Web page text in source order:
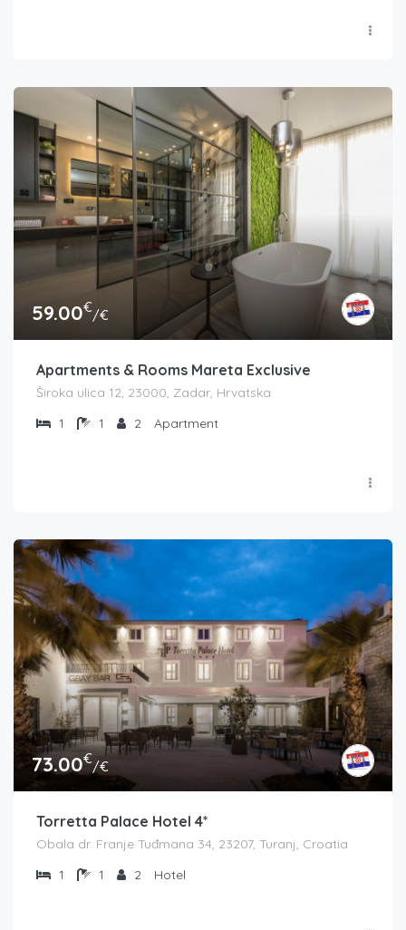
59.00€/€
Apartments & Rooms Mareta Exclusive
Široka ulica 12, 23000, Zadar, Hrvatska
1
1 2 Apartment
73.00€/€
Torretta Palace Hotel 4*
Obala dr. Franje Tuđmana 34, 23207, Turanj, Croatia
1
1 2 Hotel